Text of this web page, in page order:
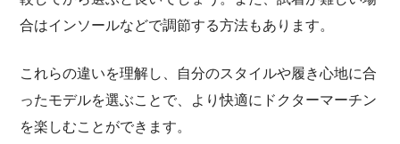
合はインソールなどで調節する方法もあります。
これらの違いを理解し、自分のスタイルや履き心地に合
ったモデルを選ぶことで、より快適にドクターマーチン
を楽しむことができます。